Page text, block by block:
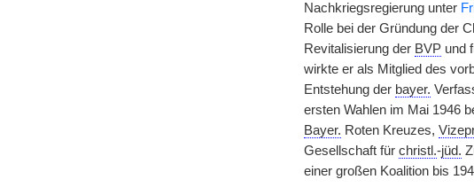
Nachkriegsregierung unter
Rolle bei der Gründung der
Revitalisierung der BVPund
wirkte er als Mitglied des
Entstehung der bayer.
ersten Wahlen im Mai 1946
Bayer. Roten Kreuzes,
Gesellschaft für christl.-jüd.
einer großen Koalition bis